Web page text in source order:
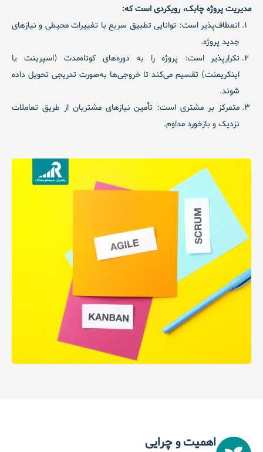
مدیریت پروژه چابک، رویکردی است که:
انعطاف‌پذیر است: توانایی تطبیق سریع با تغییرات محیطی و نیازهای
جدید پروژه.
تکرارپذیر است: پروژه را به دوره‌های کوتاه‌مدت (اسپرینت یا
اینکریمنت) تقسیم می‌کند تا خروجی‌ها به‌صورت تدریجی تحویل داده
شوند.
متمرکز بر مشتری است: تأمین نیازهای مشتریان از طریق تعاملات
نزدیک و بازخورد مداوم.
اهمیت و چرایی